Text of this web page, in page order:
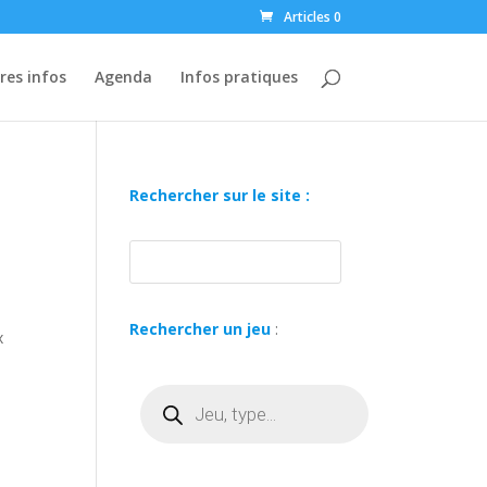
Articles 0
infos Agenda Infos pratiques
Rechercher sur le site :
Rechercher un jeu :
produits